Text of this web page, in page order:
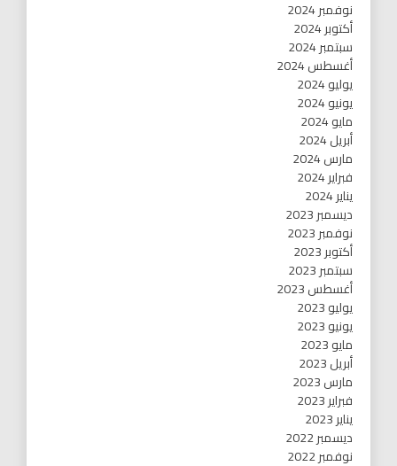
نوفمبر 2024
أكتوبر 2024
سبتمبر 2024
أغسطس 2024
يوليو 2024
يونيو 2024
مايو 2024
أبريل 2024
مارس 2024
فبراير 2024
يناير 2024
ديسمبر 2023
نوفمبر 2023
أكتوبر 2023
سبتمبر 2023
أغسطس 2023
يوليو 2023
يونيو 2023
مايو 2023
أبريل 2023
مارس 2023
فبراير 2023
يناير 2023
ديسمبر 2022
نوفمبر 2022